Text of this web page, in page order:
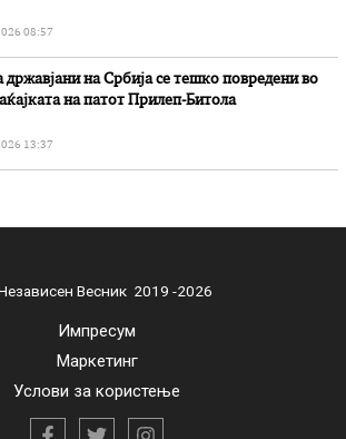
08:57
државјани на Србија се тешко повредени во
на патот Прилеп-Битола
13:37
Весник 2019 -2026
Импресум
Маркетинг
Услови за користење